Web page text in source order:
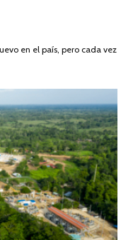
en el país, pero cada vez